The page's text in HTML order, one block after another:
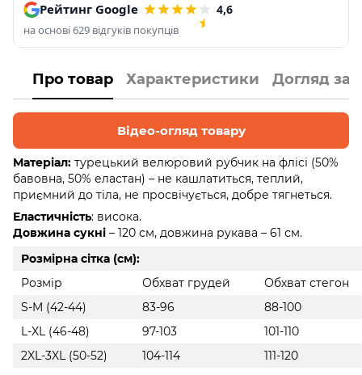
Рейтинг Google 4,6
на основі 629 відгуків покупців
Про товар Характеристики Догляд за
Відео-огляд товару
Матеріал: турецький велюровий рубчик на флісі (50%
бавовна, 50% еластан) – не кашлатиться, теплий,
приємний до тіла, не просвічується, добре тягнеться.
Еластичність: висока.
Довжина сукні – 120 см, довжина рукава – 61 см.
Розмірна сітка (см):
Розмір
Обхват грудей
Обхват стегон
S-M (42-44)
83-96
88-100
L-XL (46-48)
97-103
101-110
2XL-3XL (50-52)
104-114
111-120